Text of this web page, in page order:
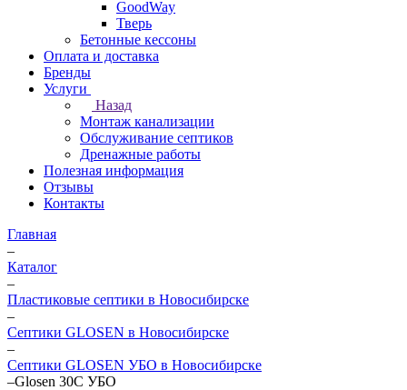
GoodWay
Тверь
Бетонные кессоны
Оплата и доставка
Бренды
Услуги
Назад
Монтаж канализации
Обслуживание септиков
Дренажные работы
Полезная информация
Отзывы
Контакты
Главная
–
Каталог
–
Пластиковые септики в Новосибирске
–
Септики GLOSEN в Новосибирске
–
Септики GLOSEN УБО в Новосибирске
–Glosen 30С УБО